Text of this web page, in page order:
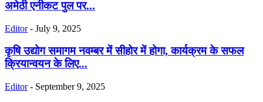
अमेठी एनीकट पुल पर...
Editor - July 9, 2025
कृषि उद्योग समागम नवम्बर में सीहोर में होगा, कार्यक्रम के सफल
क्रियान्वयन के लिए...
Editor - September 9, 2025